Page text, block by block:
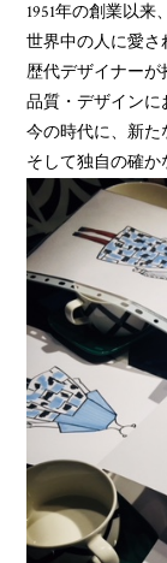
1951年の創業以
世界中の人に愛さ
歴代デザイナー
品質・デザインに
今の時代に、新
そして独自の確か